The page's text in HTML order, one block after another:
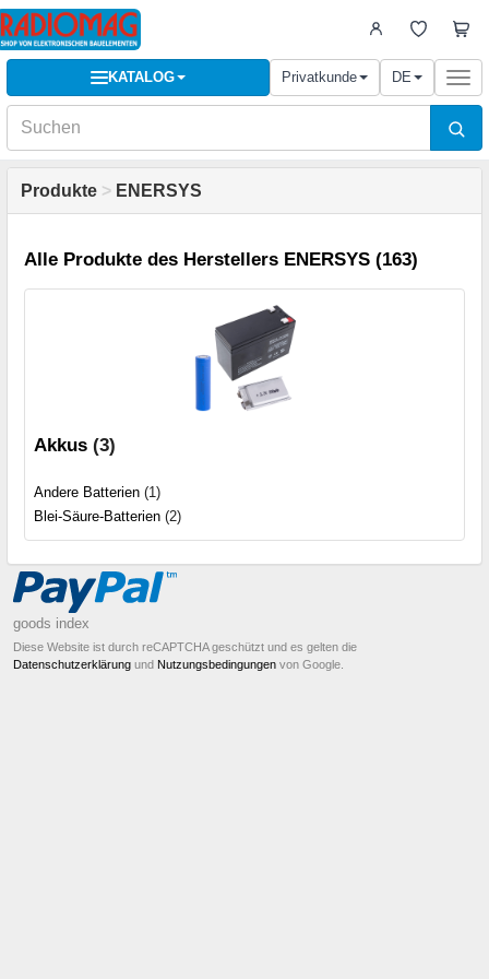
KATALOG Privatkunde DE
Produkte > ENERSYS
Alle Produkte des Herstellers ENERSYS (163)
Akkus (3)
Andere Batterien (1)
Blei-Säure-Batterien (2)
goods index
Diese Website ist durch reCAPTCHA geschützt und es gelten die
Datenschutzerklärung und Nutzungsbedingungen von Google.